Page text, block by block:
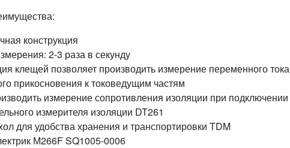
конструкция
2-3 раза в секунду
клещей позволяет производить измерение переменного тока
прикосновения к токоведущим частям
измерение сопротивления изоляции при подключении
измерителя изоляции DT261
для удобства хранения и транспортировки TDM
М266F SQ1005-0006